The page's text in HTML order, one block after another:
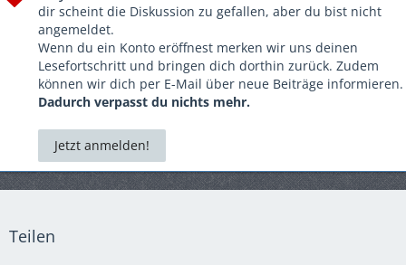
dir scheint die Diskussion zu gefallen, aber du bist nicht
angemeldet.
Wenn du ein Konto eröffnest merken wir uns deinen
Lesefortschritt und bringen dich dorthin zurück. Zudem
können wir dich per E-Mail über neue Beiträge informieren.
Dadurch verpasst du nichts mehr.
Jetzt anmelden!
Teilen